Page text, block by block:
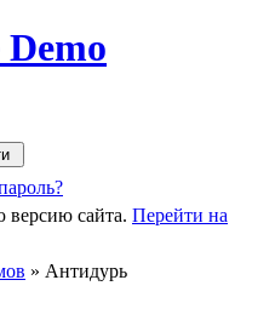
версию сайта. Перейти на
» Антидурь